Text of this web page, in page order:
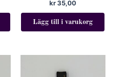
kr35,00
Lägg till i varukorg